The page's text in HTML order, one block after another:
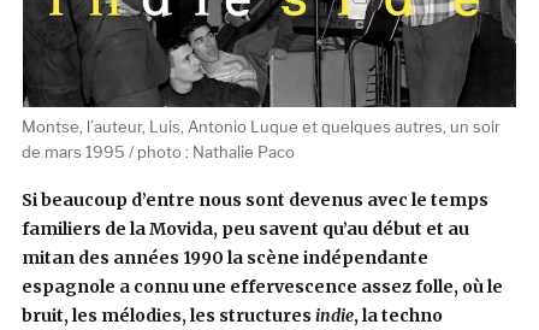
Montse, l’auteur, Luis, Antonio Luque et quelques autres, un soir
de mars 1995 / photo : Nathalie Paco
Si beaucoup d’entre nous sont devenus avec le temps
familiers de la Movida, peu savent qu’au début et au
mitan des années 1990 la scène indépendante
espagnole a connu une effervescence assez folle, où le
bruit, les mélodies, les structures indie, la techno